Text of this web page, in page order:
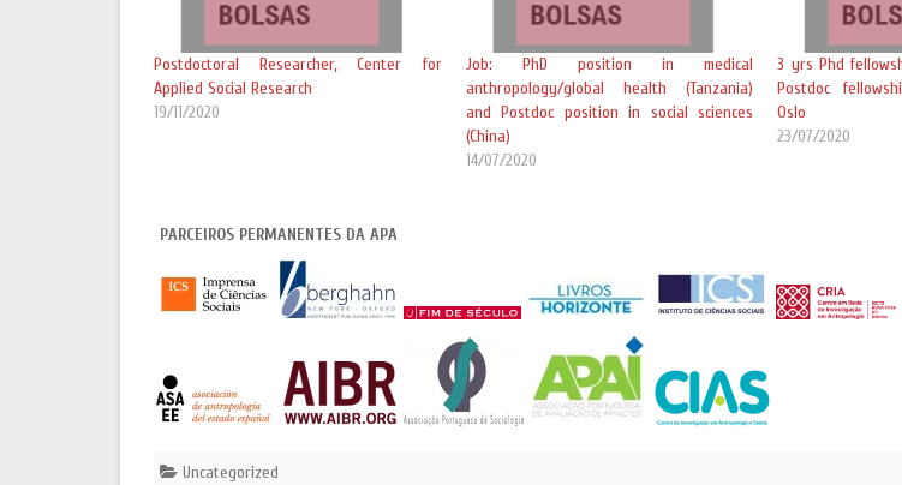
Postdoctoral Researcher, Center for
Applied Social Research
19/11/2020
Job: PhD position in medical
anthropology/global health (Tanzania)
and Postdoc position in social sciences
(China)
14/07/2020
3 yrs Phd
Postdoc
Oslo
23/07/2020
PARCEIROS PERMANENTES DA APA
Uncategorized